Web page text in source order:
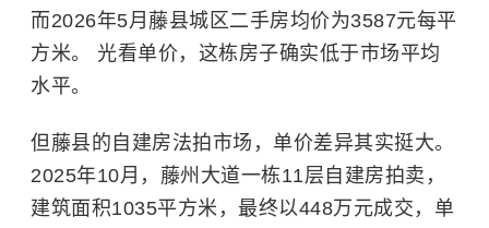
而2026年5月藤县城区二手房均价为3587元每平
方米。 光看单价，这栋房子确实低于市场平均
水平。
但藤县的自建房法拍市场，单价差异其实挺大。
2025年10月，藤州大道一栋11层自建房拍卖，
建筑面积1035平方米，最终以448万元成交，单